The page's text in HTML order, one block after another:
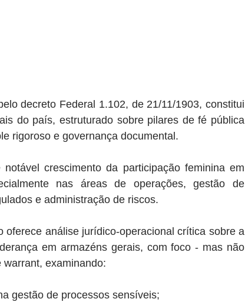
decreto Federal 1.102, de 21/11/1903, constitui
do país, estruturado sobre pilares de fé pública
rigoroso e governança documental.
crescimento da participação feminina em
nas áreas de operações, gestão de
e administração de riscos.
oferece análise jurídico-operacional crítica sobre a
em armazéns gerais, com foco - mas não
warrant, examinando:
gestão de processos sensíveis;